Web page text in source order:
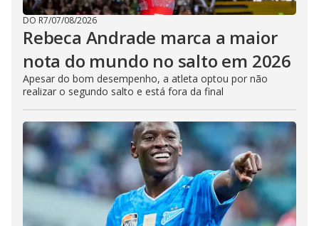
DO R7/07/08/2026
Rebeca Andrade marca a maior
nota do mundo no salto em 2026
Apesar do bom desempenho, a atleta optou por não
realizar o segundo salto e está fora da final